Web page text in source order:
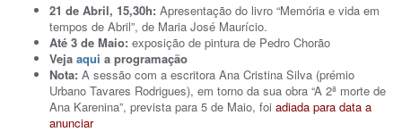
21 de Abril, 15,30h: Apresentação do livro “Memória e vida em
tempos de Abril”, de Maria José Maurício.
Até 3 de Maio: exposição de pintura de Pedro Chorão
Veja aqui a programação
Nota: A sessão com a escritora Ana Cristina Silva (prémio
Urbano Tavares Rodrigues), em torno da sua obra “A 2ª morte de
Ana Karenina”, prevista para 5 de Maio, foi adiada para data a
anunciar